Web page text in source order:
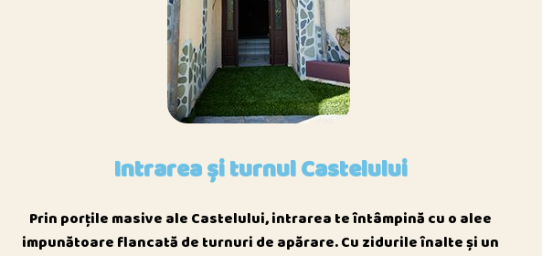
Intrarea și turnul Castelului
Prin porțile masive ale Castelului, intrarea te întâmpină cu o alee
impunătoare flancată de turnuri de apărare. Cu zidurile înalte și un